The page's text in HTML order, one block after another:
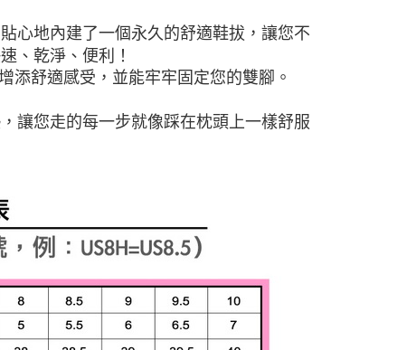
心地內建了一個永久的舒適鞋拔，讓您不
、乾淨、便利！
添舒適感受，並能牢牢固定您的雙腳。
讓您走的每一步就像踩在枕頭上一樣舒服